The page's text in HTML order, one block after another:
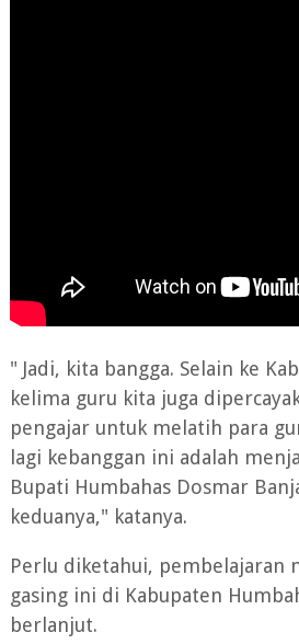
" Jadi, kita bangga. Selain ke
kelima guru kita juga
pengajar untuk melatih para
lagi kebanggan ini adalah
Bupati Humbahas Dosmar
keduanya," katanya.
Perlu diketahui, pembelajaran
gasing ini di Kabupaten
berlanjut.